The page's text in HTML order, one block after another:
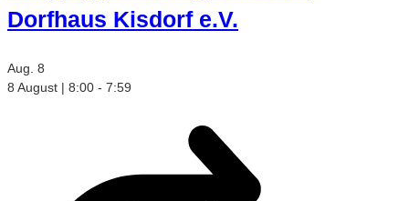
Dorfhaus Kisdorf e.V.
Aug. 8
8 August | 8:00 - 7:59